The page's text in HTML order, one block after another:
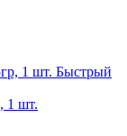
Быстрый
1 шт.